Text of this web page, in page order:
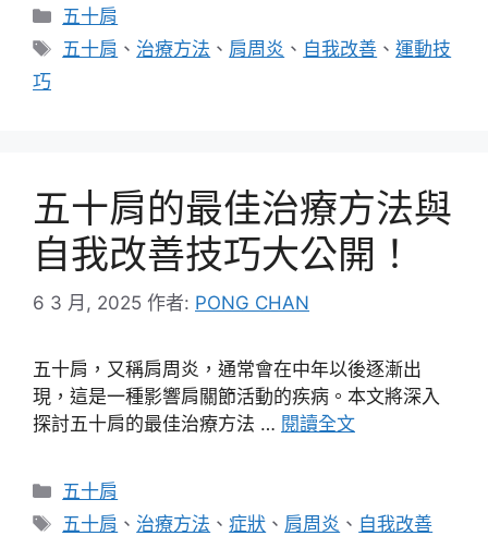
分
類
五十肩
標
五十肩 、 治療方法 、 肩周炎 、 自我改善 、運動技
巧
五十肩的最佳治療方法與
自我改善技巧大公開！
6 3 月, 2025 作者: PONG CHAN
五十肩，又稱肩周炎，通常會在中年以後逐漸出
現，這是一種影響肩關節活動的疾病。本文將深入
探討五十肩的最佳治療方法 … 閱讀全文
分
類
五十肩
標
五十肩 、 治療方法 、症狀 、 肩周炎 、 自我改善